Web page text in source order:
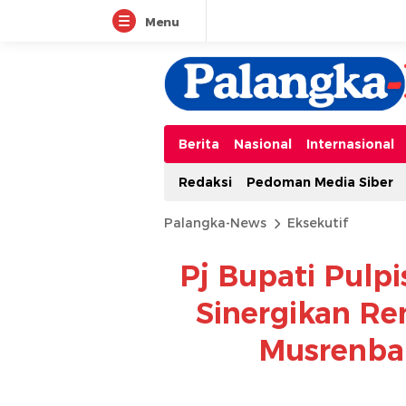
Menu
Berita Nasional Internasional
Redaksi Pedoman Media Siber
Palangka-News Eksekutif
Pj Bupati
Sinergikan